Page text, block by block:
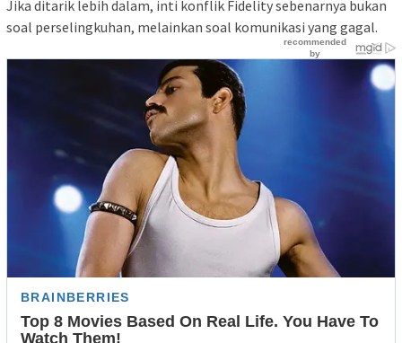
Jika ditarik lebih dalam, inti konflik Fidelity sebenarnya bukan
soal perselingkuhan, melainkan soal komunikasi yang gagal.